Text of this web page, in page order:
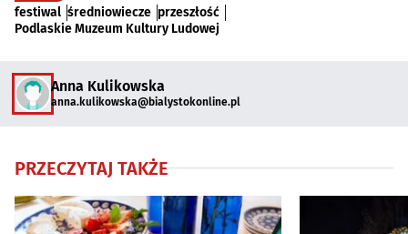
festiwal średniowiecze przeszłość
Podlaskie Muzeum Kultury Ludowej
Anna Kulikowska
anna.kulikowska@bialystokonline.pl
PRZECZYTAJ TAKŻE